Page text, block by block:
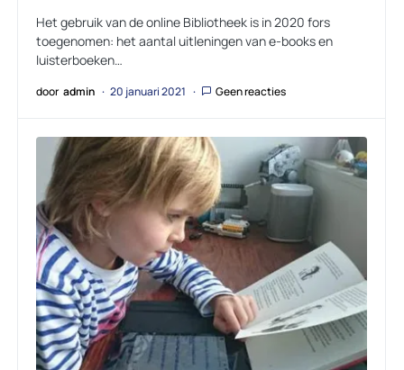
Het gebruik van de online Bibliotheek is in 2020 fors
toegenomen: het aantal uitleningen van e-books en
luisterboeken…
door admin 20 januari 2021 Geen reacties